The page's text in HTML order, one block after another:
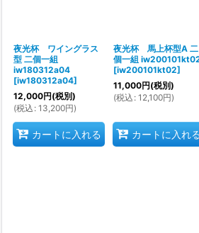
夜光杯 ワイングラス
型 二個一組
iw180312a04
[iw180312a04]
12,000円(税別)
(税込 : 13,200円)
カートに入れる
夜光杯 馬上杯型A 二
個一組
[iw200101kt02]
11,000円(税別)
(税込 : 12,100円)
カートに入れる